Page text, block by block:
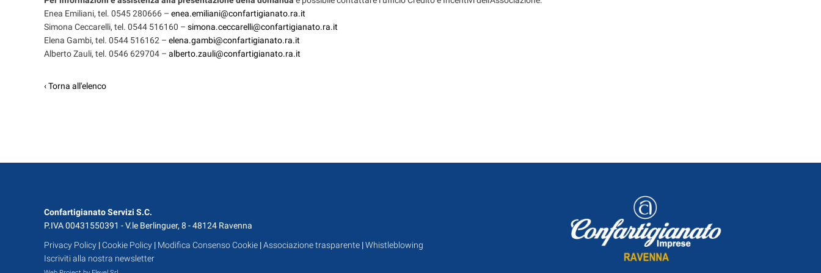
Enea Emiliani, tel. 0545 280666 – enea.emiliani@confartigianato.ra.it
Simona Ceccarelli, tel. 0544 516160 – simona.ceccarelli@confartigianato.ra.it
Elena Gambi, tel. 0544 516162 – elena.gambi@confartigianato.ra.it
Alberto Zauli, tel. 0546 629704 – alberto.zauli@confartigianato.ra.it
‹ Torna all'elenco
Confartigianato Servizi S.C.
P.IVA 00431550391 - V.le Berlinguer, 8 - 48124 Ravenna
Privacy Policy |Cookie Policy | Modifica Consenso Cookie |Associazione trasparente |Whistleblowing
Iscriviti alla nostra newsletter